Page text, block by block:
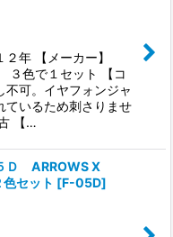
年 【メーカー】
色で１セット 【コ
可。イヤフォンジャ
ているため刺さりませ
【…
Ｄ ARROWS X
セット [F-05D]